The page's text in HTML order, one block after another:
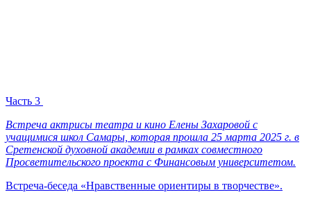
Часть 3
Встреча актрисы театра и кино Елены Захаровой с
учащимися школ Самары, которая прошла 25 марта 2025 г. в
Сретенской духовной академии в рамках совместного
Просветительского проекта с Финансовым университетом.
Встреча-беседа «Нравственные ориентиры в творчестве».